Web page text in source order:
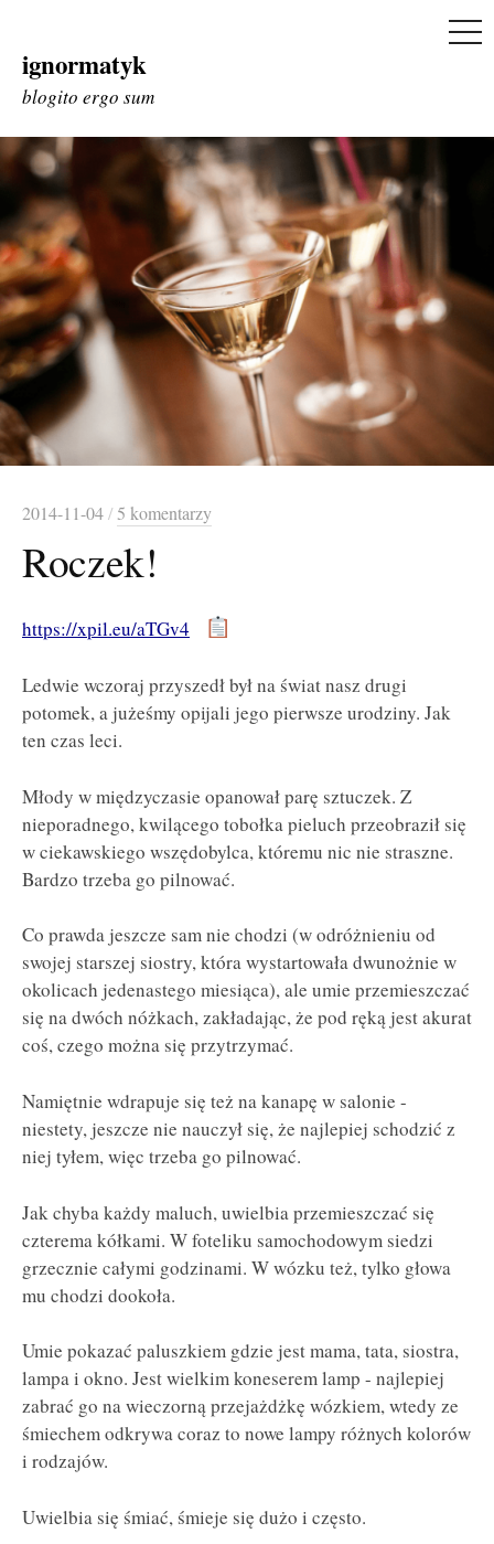
Skip
to
ignormatyk
blogito ergo sum
2014-11-04/5 komentarzy
Roczek!
https://xpil.eu/aTGv4
Ledwie wczoraj przyszedł był na świat nasz drugi
potomek, a jużeśmy opijali jego pierwsze urodziny. Jak
ten czas leci.
Młody w międzyczasie opanował parę sztuczek. Z
nieporadnego, kwilącego tobołka pieluch przeobraził się
w ciekawskiego wszędobylca, któremu nic nie straszne.
Bardzo trzeba go pilnować.
Co prawda jeszcze sam nie chodzi (w odróżnieniu od
swojej starszej siostry, która wystartowała dwunożnie w
okolicach jedenastego miesiąca), ale umie przemieszczać
się na dwóch nóżkach, zakładając, że pod ręką jest akurat
coś, czego można się przytrzymać.
Namiętnie wdrapuje się też na kanapę w salonie -
niestety, jeszcze nie nauczył się, że najlepiej schodzić z
niej tyłem, więc trzeba go pilnować.
Jak chyba każdy maluch, uwielbia przemieszczać się
czterema kółkami. W foteliku samochodowym siedzi
grzecznie całymi godzinami. W wózku też, tylko głowa
mu chodzi dookoła.
Umie pokazać paluszkiem gdzie jest mama, tata, siostra,
lampa i okno. Jest wielkim koneserem lamp - najlepiej
zabrać go na wieczorną przejażdżkę wózkiem, wtedy ze
śmiechem odkrywa coraz to nowe lampy różnych kolorów
i rodzajów.
Uwielbia się śmiać, śmieje się dużo i często.